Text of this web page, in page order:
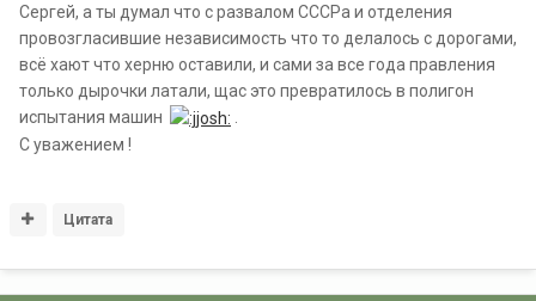
Сергей, а ты думал что с развалом СССРа и отделения
провозгласившие независимость что то делалось с дорогами,
всё хают что херню оставили, и сами за все года правления
только дырочки латали, щас это превратилось в полигон
испытания машин
С уважением !
Цитата